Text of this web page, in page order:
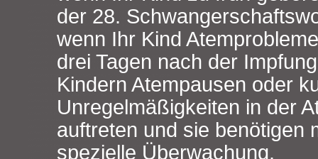
der 28.
wenn Ihr Kind
drei Tagen nach der
Kindern Atempausen oder
Unregelmäßigkeiten in der
auftreten und sie benötigen
spezielle Überwachung.